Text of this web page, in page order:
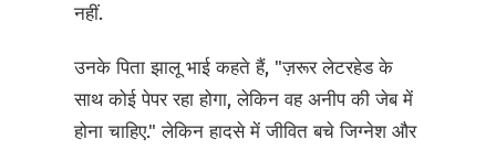
नहीं.
उनके पिता झालू भाई कहते हैं, "ज़रूर लेटरहेड के
साथ कोई पेपर रहा होगा, लेकिन वह अनीप की जेब में
होना चाहिए." लेकिन हादसे में जीवित बचे जिग्नेश और